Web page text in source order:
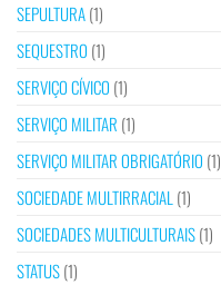
SEPULTURA(1)
SEQUESTRO (1)
SERVIÇO CÍVICO (1)
SERVIÇO MILITAR (1)
SERVIÇO MILITAR OBRIGATÓRIO (1)
SOCIEDADE MULTIRRACIAL (1)
SOCIEDADES MULTICULTURAIS(1)
STATUS(1)